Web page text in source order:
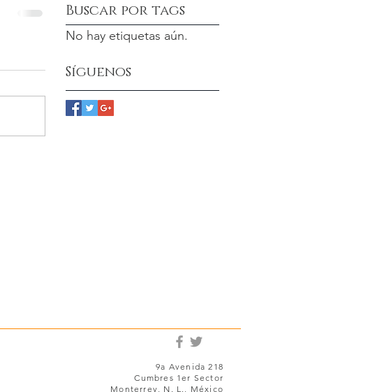
Buscar por tags
No hay etiquetas aún.
Síguenos
9a Avenida 218
Cumbres 1er Sector
Monterrey, N. L., México